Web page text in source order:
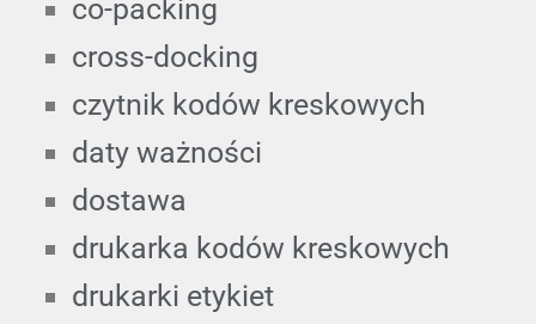
co-packing
cross-docking
czytnik kodów kreskowych
daty ważności
dostawa
drukarka kodów kreskowych
drukarki etykiet